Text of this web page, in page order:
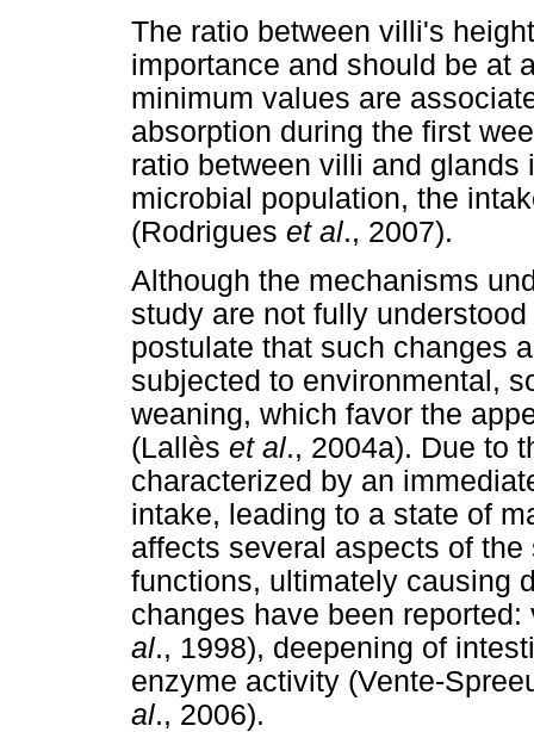
The ratio between villi's
importance and should be at
minimum values are
absorption during the first
ratio between villi and
microbial population, the
(Rodrigues et al., 2007).
Although the mechanisms
study are not fully
postulate that such changes
subjected to environmental,
weaning, which favor the
(Lallès et al., 2004a). Due to
characterized by an
intake, leading to a state of
affects several aspects of
functions, ultimately causing
changes have been
al., 1998), deepening of
enzyme activity (Vente-
al., 2006).